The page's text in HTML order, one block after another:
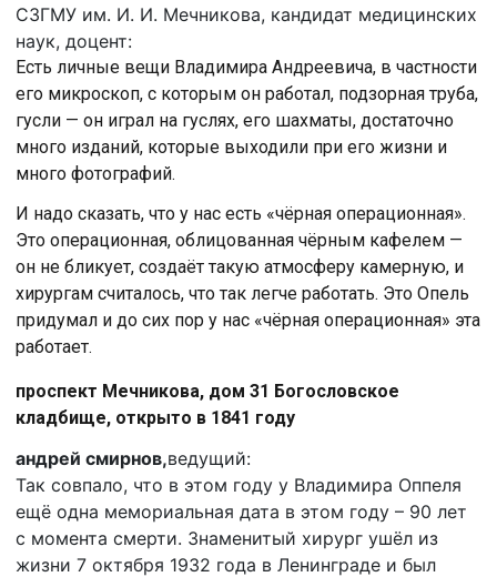
СЗГМУ им. И. И. Мечникова, кандидат медицинских
наук, доцент:
Есть личные вещи Владимира Андреевича, в частности
его микроскоп, с которым он работал, подзорная труба,
гусли — он играл на гуслях, его шахматы, достаточно
много изданий, которые выходили при его жизни и
много фотографий.
И надо сказать, что у нас есть «чёрная операционная».
Это операционная, облицованная чёрным кафелем —
он не бликует, создаёт такую атмосферу камерную, и
хирургам считалось, что так легче работать. Это Опель
придумал и до сих пор у нас «чёрная операционная» эта
работает.
проспект Мечникова, дом 31 Богословское
кладбище, открыто в 1841 году
андрей смирнов,ведущий:
Так совпало, что в этом году у Владимира Оппеля
ещё одна мемориальная дата в этом году – 90 лет
с момента смерти. Знаменитый хирург ушёл из
жизни 7 октября 1932 года в Ленинграде и был